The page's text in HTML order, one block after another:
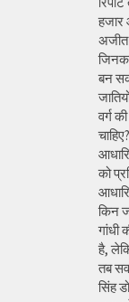
हजार
अजीत
बन
वर्ग
को
किन
गांधी
है,
तब
सिंह